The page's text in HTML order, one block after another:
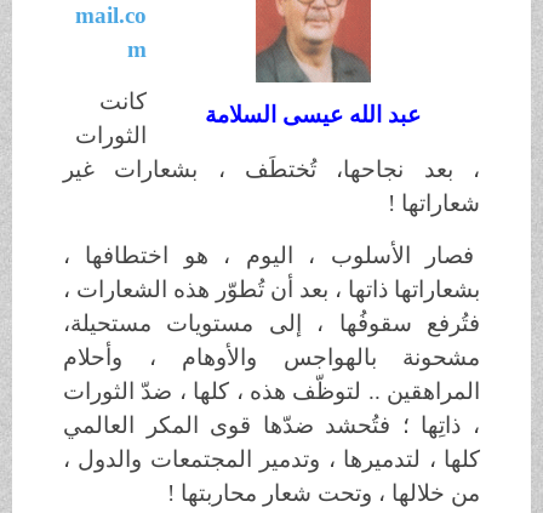
عبد الله عيسى السلامة
mail.co
كانت
الثورات
، بعد نجاحها، تُختطَف ، بشعارات غير
شعاراتها !
فصار الأسلوب ، اليوم ، هو اختطافها ،
بشعاراتها ذاتها ، بعد أن تُطوّر هذه الشعارات ،
فتُرفع سقوفُها ، إلى مستويات مستحيلة،
مشحونة بالهواجس والأوهام ، وأحلام
المراهقين .. لتوظّف هذه ، كلها ، ضدّ الثورات
، ذاتِها ؛ فتُحشد ضدّها قوى المكر العالمي
كلها ، لتدميرها ، وتدمير المجتمعات والدول ،
من خلالها ، وتحت شعار محاربتها !